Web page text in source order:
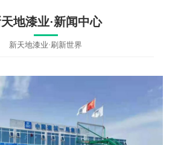
地漆业·新闻中心
新天地漆业·刷新世界